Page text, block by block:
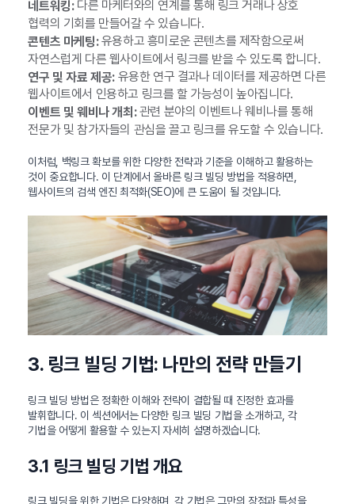
네트워킹:다른 마케터와의 연계를 통해 링크 거래나 상호
협력의 기회를 만들어갈 수 있습니다.
콘텐츠 마케팅:유용하고 흥미로운 콘텐츠를 제작함으로써
자연스럽게 다른 웹사이트에서 링크를 받을 수 있도록 합니다.
연구 및 자료 제공:유용한 연구 결과나 데이터를 제공하면 다른
웹사이트에서 인용하고 링크를 할 가능성이 높아집니다.
이벤트 및 웨비나 개최:관련 분야의 이벤트나 웨비나를 통해
전문가 및 참가자들의 관심을 끌고 링크를 유도할 수 있습니다.
이처럼, 백링크 확보를 위한 다양한 전략과 기준을 이해하고 활용하는
것이 중요합니다. 이 단계에서 올바른 링크 빌딩 방법을 적용하면,
웹사이트의 검색 엔진 최적화(SEO)에 큰 도움이 될 것입니다.
3. 링크 빌딩 기법: 나만의 전략 만들기
링크 빌딩 방법은 정확한 이해와 전략이 결합될 때 진정한 효과를
발휘합니다. 이 섹션에서는 다양한 링크 빌딩 기법을 소개하고, 각
기법을 어떻게 활용할 수 있는지 자세히 설명하겠습니다.
3.1 링크 빌딩 기법 개요
링크 빌딩을 위한 기법은 다양하며, 각 기법은 그만의 장점과 특성을